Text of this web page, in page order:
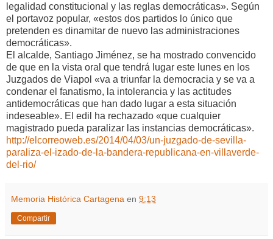
legalidad constitucional y las reglas democráticas». Según
el portavoz popular, «estos dos partidos lo único que
pretenden es dinamitar de nuevo las administraciones
democráticas».
El alcalde, Santiago Jiménez, se ha mostrado convencido
de que en la vista oral que tendrá lugar este lunes en los
Juzgados de Viapol «va a triunfar la democracia y se va a
condenar el fanatismo, la intolerancia y las actitudes
antidemocráticas que han dado lugar a esta situación
indeseable». El edil ha rechazado «que cualquier
magistrado pueda paralizar las instancias democráticas».
http://elcorreoweb.es/2014/04/03/un-juzgado-de-sevilla-
paraliza-el-izado-de-la-bandera-republicana-en-villaverde-
del-rio/
Memoria Histórica Cartagena en 9:13
Compartir